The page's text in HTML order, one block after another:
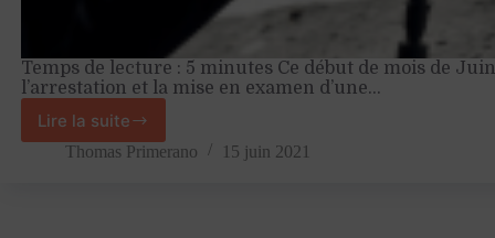
Temps de lecture : 5 minutes Ce début de mois de
l’arrestation et la mise en examen d’une…
Lire la suite
Comment
tuer
Thomas Primerano 15 juin 2021